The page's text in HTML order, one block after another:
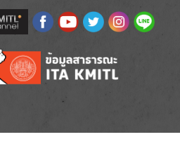
ImageImageImageImageImage